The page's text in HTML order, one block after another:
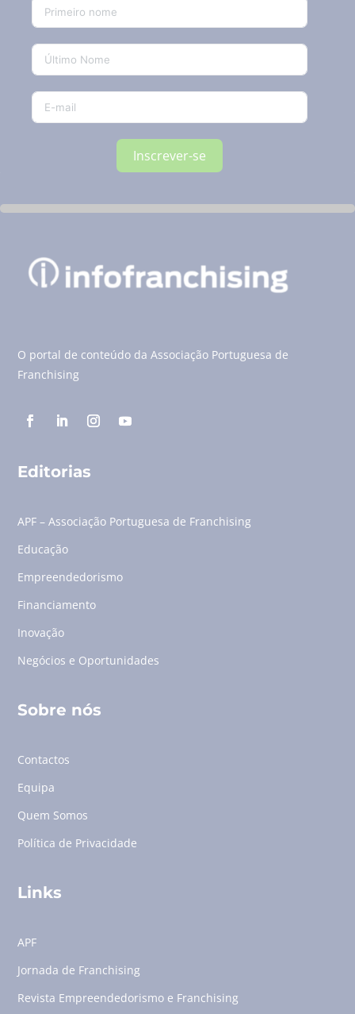
Inscrever-se
O portal de conteúdo da Associação Portuguesa de
Franchising
Editorias
APF – Associação Portuguesa de Franchising
Educação
Empreendedorismo
Financiamento
Inovação
Negócios e Oportunidades
Sobre nós
Contactos
Equipa
Quem Somos
Política de Privacidade
Links
APF
Jornada de Franchising
Revista Empreendedorismo e Franchising